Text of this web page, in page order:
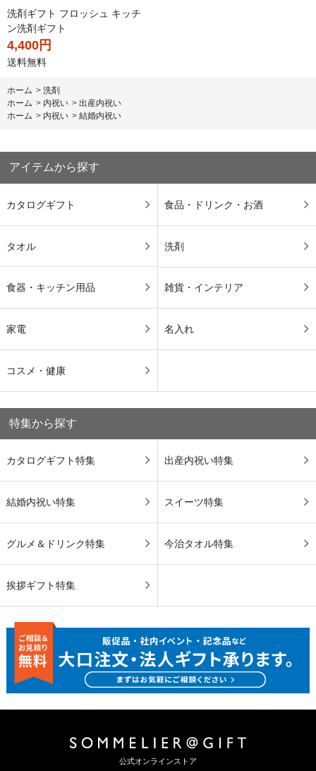
洗剤ギフト フロッシュ キッチ
ン洗剤ギフト
4,400円
送料無料
ホーム > 洗剤
ホーム > 内祝い > 出産内祝い
ホーム > 内祝い > 結婚内祝い
アイテムから探す
カタログギフト 食品・ドリンク・お酒
タオル 洗剤
食器・キッチン用品 雑貨・インテリア
家電 名入れ
コスメ・健康
特集から探す
カタログギフト特集 出産内祝い特集
結婚内祝い特集 スイーツ特集
グルメ＆ドリンク特集 今治タオル特集
挨拶ギフト特集
公式オンラインストア